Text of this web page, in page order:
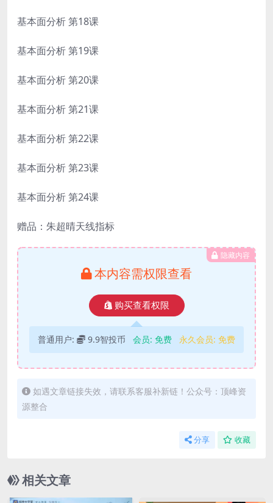
基本面分析 第18课
基本面分析 第19课
基本面分析 第20课
基本面分析 第21课
基本面分析 第22课
基本面分析 第23课
基本面分析 第24课
赠品：朱超晴天线指标
隐藏内容
本内容需权限查看
购买查看权限
普通用户: 9.9智投币 会员: 免费 永久会员: 免费
如遇文章链接失效，请联系客服补新链！公众号：顶峰资
源整合
分享 收藏
相关文章